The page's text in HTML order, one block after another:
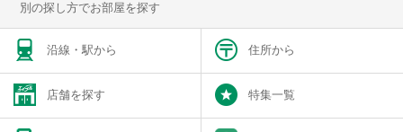
別の探し方でお部屋を探す
沿線・駅から 住所から
店舗を探す 特集一覧